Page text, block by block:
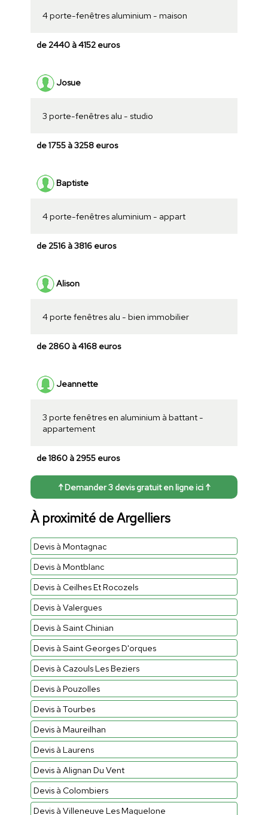
4 porte-fenêtres aluminium - maison
de 2440 à 4152 euros
Josue
3 porte-fenêtres alu - studio
de 1755 à 3258 euros
Baptiste
4 porte-fenêtres aluminium - appart
de 2516 à 3816 euros
Alison
4 porte fenêtres alu - bien immobilier
de 2860 à 4168 euros
Jeannette
3 porte fenêtres en aluminium à battant -
appartement
de 1860 à 2955 euros
↑ Demander 3 devis gratuit en ligne ici ↑
À proximité de Argelliers
Devis à Montagnac
Devis à Montblanc
Devis à Ceilhes Et Rocozels
Devis à Valergues
Devis à Saint Chinian
Devis à Saint Georges D'orques
Devis à Cazouls Les Beziers
Devis à Pouzolles
Devis à Tourbes
Devis à Maureilhan
Devis à Laurens
Devis à Alignan Du Vent
Devis à Colombiers
Devis à Villeneuve Les Maguelone